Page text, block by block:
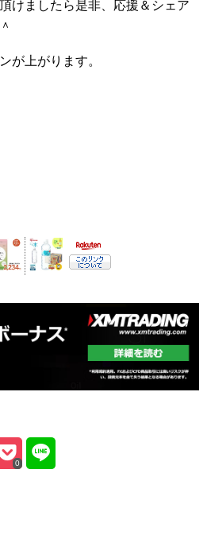
けましたら是非、応援＆シェア
が上がります。
0